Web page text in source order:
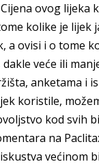
ovog lijeka
kolike je lijek
a ovisi i o tome
veće ili
anketama i
koristile,
kod svih
na
većinom